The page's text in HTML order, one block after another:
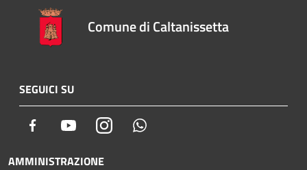
Comune di Caltanissetta
SEGUICI SU
Facebook YoutubeInstagram
AMMINISTRAZIONE